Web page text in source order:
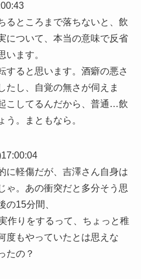
るところまで落ちないと、飲
について、本当の意味で反省
います。
すると思います。酒癖の悪さ
たし、自覚の無さが伺えま
こしてるんだから、普通…飲
う。まともなら。
に軽傷だが、吉澤さん自身は
ゃ。あの衝突だと多分そう思
の15分間、
作りをするって、ちょっと稚
度もやっていたとは思えな
たの？